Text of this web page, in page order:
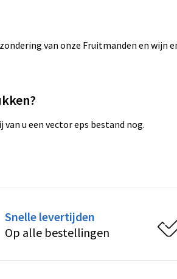
van onze Fruitmanden en wijn
u een vector eps bestand nog.
Snelle levertijden
Op alle bestellingen